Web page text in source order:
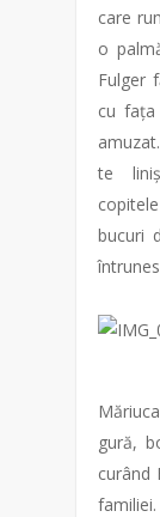
care
o
Fulger
cu fața
te
bucuri
gură,
curând